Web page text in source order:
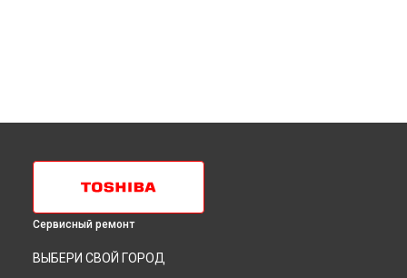
Сервисный ремонт
ВЫБЕРИ СВОЙ ГОРОД